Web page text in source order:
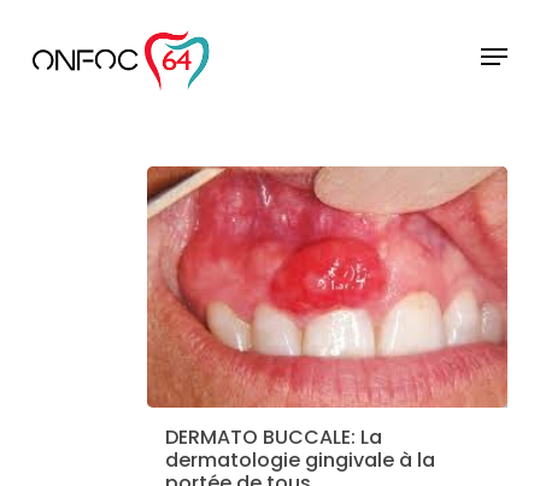
main
content
Menu
DERMATO BUCCALE: La
dermatologie gingivale à la
Close